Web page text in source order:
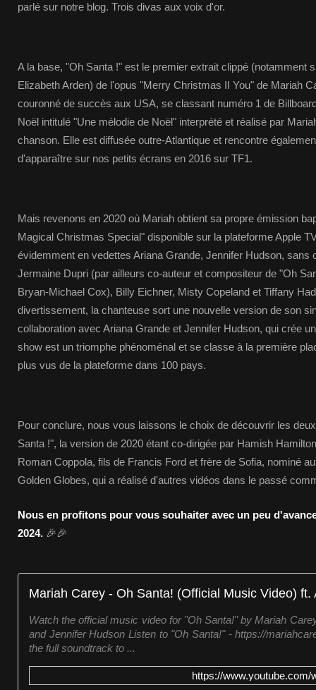
parlé sur notre blog. Trois divas aux voix d'or.
A la base, "Oh Santa !" est le premier extrait clippé (notamment
Elizabeth Arden) de l'opus "Merry Christmas II You" de Mariah
couronné de succès aux USA, se classant numéro 1 de
Noël intitulé "Une mélodie de Noël" interprété et réalisé par
chanson. Elle est diffusée outre-Atlantique et rencontre
d'apparaître sur nos petits écrans en 2016 sur TF1.
Mais revenons en 2020 où Mariah obtient sa propre émission
Magical Christmas Special" disponible sur la plateforme Apple
évidemment en vedettes Ariana Grande, Jennifer Hudson, sans
Jermaine Dupri (par ailleurs co-auteur et compositeur de "Oh
Bryan-Michael Cox), Billy Eichner, Misty Copeland et Tiffany
divertissement, la chanteuse sort une nouvelle version de son
collaboration avec Ariana Grande et Jennifer Hudson, qui crée
show est un triomphe phénoménal et se classe à la première
plus vus de la plateforme dans 100 pays.
Pour conclure, nous vous laissons le choix de découvrir les
Santa !", la version de 2020 étant co-dirigée par Hamish
Roman Coppola, fils de Francis Ford et frère de Sofia, nominé
Golden Globes, qui a réalisé d'autres vidéos dans le passé
Nous en profitons pour vous souhaiter avec un peu
2024. 🎉🎉
Watch the official music video for "Oh Santa!" by Mariah
and Jennifer Hudson Listen to "Oh Santa!" - https://
the full soundtrack to ...
https://